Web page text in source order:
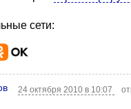
сети:
24 октября 2010 в 10:07